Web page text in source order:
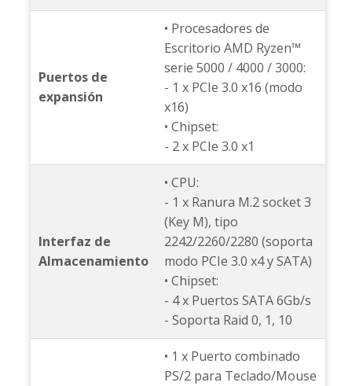
Puertos de
expansión
• Procesadores de
Escritorio AMD Ryzen™
serie 5000 / 4000 / 3000:
- 1 x PCIe 3.0 x16 (modo
x16)
• Chipset:
- 2 x PCIe 3.0 x1
Interfaz de
Almacenamiento
• CPU:
- 1 x Ranura M.2 socket 3
(Key M), tipo
2242/2260/2280 (soporta
modo PCIe 3.0 x4 y SATA)
• Chipset:
- 4 x Puertos SATA 6Gb/s
- Soporta Raid 0, 1, 10
• 1 x Puerto combinado
PS/2 para Teclado/Mouse